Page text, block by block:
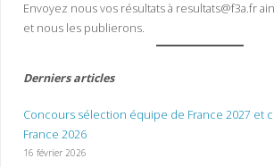
Envoyez nous vos résultats à resultats@f3a.fr
et nous les publierons.
Derniers articles
Concours sélection équipe de France 2027 et
France 2026
16 février 2026